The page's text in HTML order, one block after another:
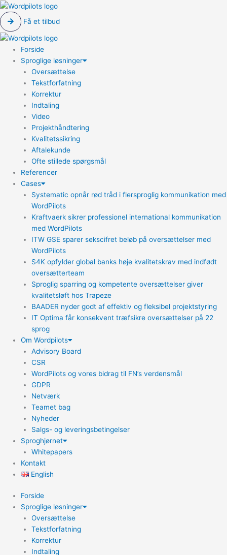
Få et tilbud
Forside
Sproglige løsninger
Oversættelse
Tekstforfatning
Korrektur
Indtaling
Video
Projekthåndtering
Kvalitetssikring
Aftalekunde
Ofte stillede spørgsmål
Referencer
Cases
Systematic opnår rød tråd i flersproglig kommunikation med
WordPilots
Kraftvaerk sikrer professionel international kommunikation
med WordPilots
ITW GSE sparer sekscifret beløb på oversættelser med
WordPilots
S4K opfylder global banks høje kvalitetskrav med indfødt
oversætterteam
Sproglig sparring og kompetente oversættelser giver
kvalitetsløft hos Trapeze
BAADER nyder godt af effektiv og fleksibel projektstyring
IT Optima får konsekvent træfsikre oversættelser på 22
sprog
Om Wordpilots
Advisory Board
CSR
WordPilots og vores bidrag til FN’s verdensmål
GDPR
Netværk
Teamet bag
Nyheder
Salgs- og leveringsbetingelser
Sproghjørnet
Whitepapers
Kontakt
English
Forside
Sproglige løsninger
Oversættelse
Tekstforfatning
Korrektur
Indtaling